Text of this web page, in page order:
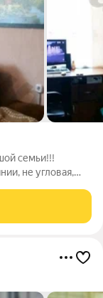
семьи!!!
не угловая,
двери,